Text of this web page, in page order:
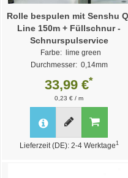
Rolle bespulen mit Senshu
Line 150m + Füllschnur -
Schnurspulservice
Farbe: lime green
Durchmesser: 0,14mm
Weitere Varianten >>
33,99 €*
0,23 € / m
Lieferzeit (DE): 2-4 Werktage1